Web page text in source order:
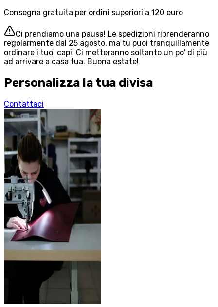
Consegna gratuita per ordini superiori a 120 euro
Ci prendiamo una pausa! Le spedizioni riprenderanno
regolarmente dal 25 agosto, ma tu puoi tranquillamente
ordinare i tuoi capi. Ci metteranno soltanto un po' di più
ad arrivare a casa tua. Buona estate!
Personalizza la tua divisa
Contattaci